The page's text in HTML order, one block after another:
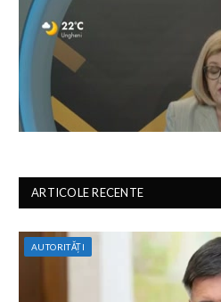
ARTICOLE RECENTE
AUTORITĂȚI